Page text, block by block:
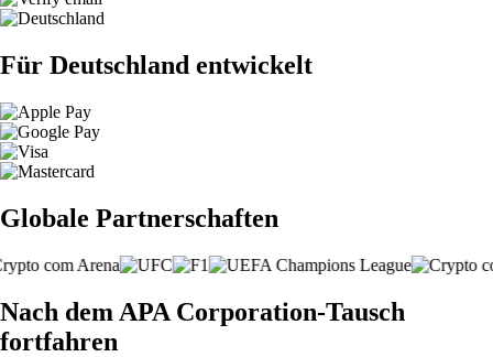
Für Deutschland entwickelt
Globale Partnerschaften
Nach dem APA Corporation-Tausch
fortfahren